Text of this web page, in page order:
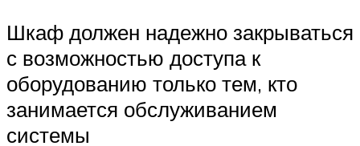
Шкаф должен надежно закрываться
с возможностью доступа к
оборудованию только тем, кто
занимается обслуживанием
системы